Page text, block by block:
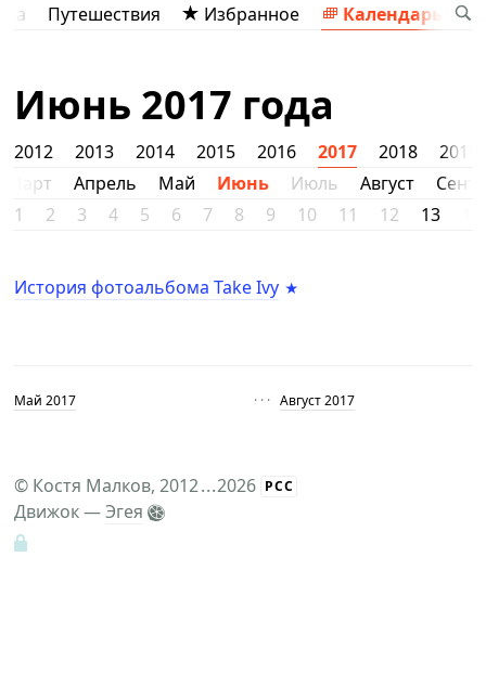
Путешествия Избранное Календарь
Июнь 2017 года
2012 2013 2014 2015 2016 2017 2018
2019
Март
Апрель Май Июнь Июль Август
1
2 3 4 5 6 7 8 9 10 11 12 13
История фотоальбома Take Ivy
Май 2017 · · · Август 2017
© Костя Малков, 2012...2026 РСС
Движок —Эгея